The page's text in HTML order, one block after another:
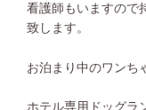
看護師もいますので
致します。
お泊まり中のワンち
ホテル専用ドッグラ